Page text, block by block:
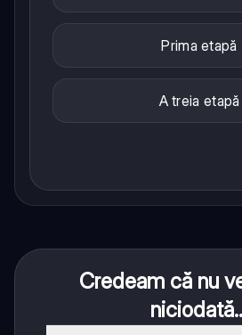
Prima etapă
A treia etapă
Credeam că nu